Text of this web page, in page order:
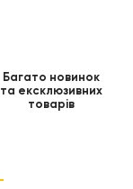
Багато новинок
та ексклюзивних
товарів